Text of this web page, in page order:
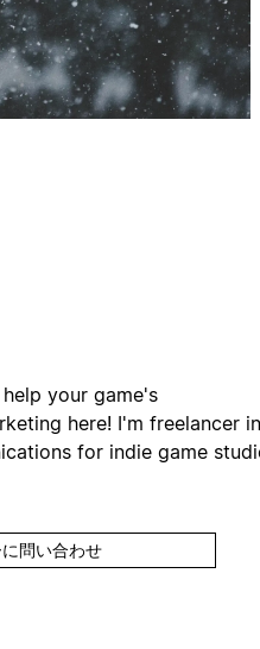
your game's
here! I'm freelancer in
for indie game
問い合わせ